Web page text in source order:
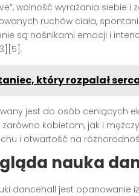
wolność wyrażania siebie
ruchów ciała,
są nośnikami emocji i
który rozpalał
jest do osób ceniących
kobietom, jak i
i otwartość na
nauka
dancehall jest opanowanie